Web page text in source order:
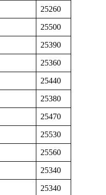
25260
25500
25390
25360
25440
25380
25470
25530
25560
25340
25340